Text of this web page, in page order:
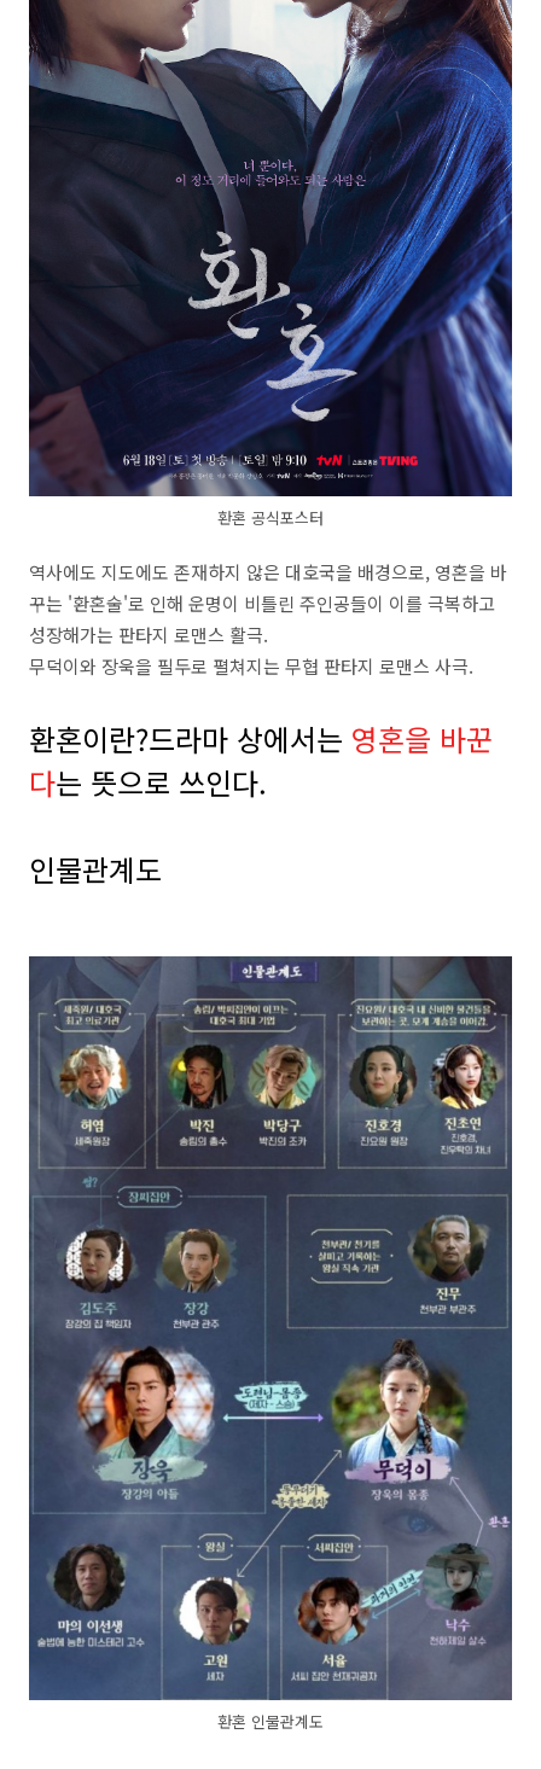
환혼 공식포스터
역사에도 지도에도 존재하지 않은 대호국을 배경으로, 영혼을 바
꾸는 '환혼술'로 인해 운명이 비틀린 주인공들이 이를 극복하고
성장해가는 판타지 로맨스 활극.
무덕이와 장욱을 필두로 펼쳐지는 무협 판타지 로맨스 사극.
환혼이란?드라마 상에서는 영혼을 바꾼
다는 뜻으로 쓰인다.
인물관계도
환혼 인물관계도